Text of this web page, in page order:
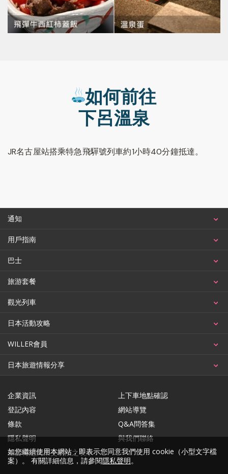
如何前往
下呂溫泉
JR名古屋站搭乘特急飛驒號列車約1小時40分鐘抵達。
通知
用戶指南
巴士
旅游套餐
觀光列車
日本活動攻略
WILLER會員
日本旅遊情報分享
企業資訊
登記內容
條款
隱私聲明
基於特定商業交易法之表示
上下車地點確認
網站導覽
Q&A問答集
與我們聯絡
如您繼續使用本網站，即表示您同意我們使用 cookie（小型文字檔
案）。 有關詳細信息，請參閱隱私聲明。